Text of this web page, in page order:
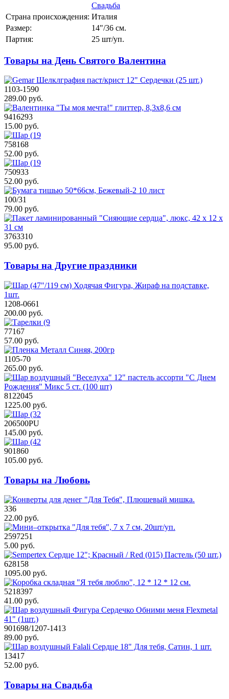
Свадьба
Страна происхождения: Италия
Размер:
14"/36 см.
Партия:
25 шт/уп.
Товары на День Святого Валентина
1103-1590
289.00 руб.
9416293
15.00 руб.
758168
52.00 руб.
750933
52.00 руб.
100/31
79.00 руб.
3763310
95.00 руб.
Товары на Другие праздники
1208-0661
200.00 руб.
77167
57.00 руб.
1105-70
265.00 руб.
8122045
1225.00 руб.
206500PU
145.00 руб.
901860
105.00 руб.
Товары на Любовь
336
22.00 руб.
2597251
5.00 руб.
628158
1095.00 руб.
5218397
41.00 руб.
901698/1207-1413
89.00 руб.
13417
52.00 руб.
Товары на Свадьба